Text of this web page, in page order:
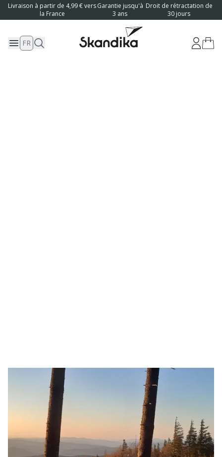
Livraison à partir de 4,99 € vers
la France
Garantie jusqu'à
3 ans
Droit de rétractation de
30 jours
FR